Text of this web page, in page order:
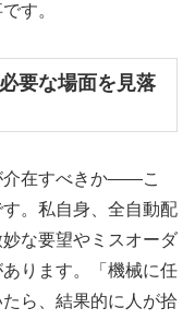
す。
要な場面を見落
介在すべきか――こ
。私自身、全自動配
な要望やミスオーダ
ります。「機械に任
ら、結果的に人が拾